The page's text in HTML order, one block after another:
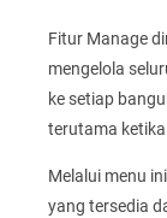
Fitur Manage
mengelola
ke setiap
terutama
Melalui menu
yang tersedia